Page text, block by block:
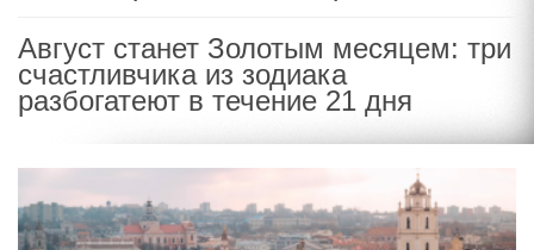
Август станет Золотым месяцем: три
счастливчика из зодиака
разбогатеют в течение 21 дня